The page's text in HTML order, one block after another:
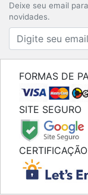
Deixe seu email
novidades.
FORMAS DE
SITE SEGURO
CERTIFICAÇÃO